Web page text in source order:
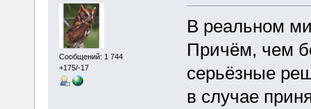
Сообщений: 1 744
+175/-17
В реальном
Причём, чем
серьёзные
в случае